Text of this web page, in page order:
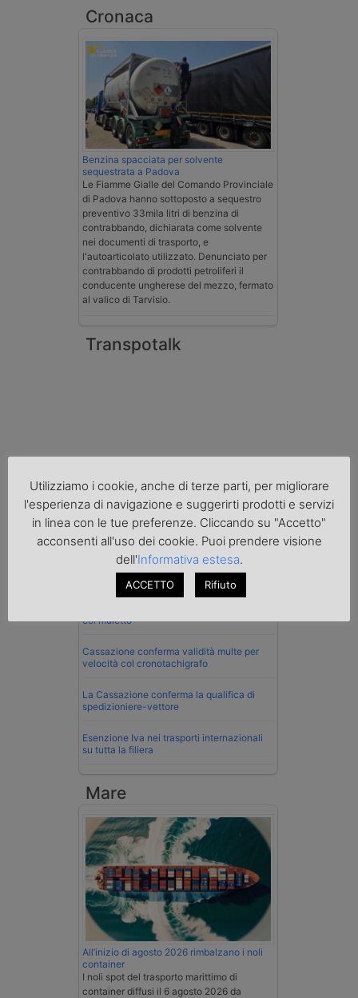
Cronaca
Benzina spacciata per solvente
sequestrata a Padova
Le Fiamme Gialle del Comando Provinciale
di Padova hanno sottoposto a sequestro
preventivo 33mila litri di benzina di
contrabbando, dichiarata come solvente
nei documenti di trasporto, e
l'autoarticolato utilizzato. Denunciato per
contrabbando di prodotti petroliferi il
conducente ungherese del mezzo, fermato
al valico di Tarvisio.
Transpotalk
Normativa
La riforma del Codice della Strada punta
col muletto
Cassazione conferma validità multe per
velocità col cronotachigrafo
La Cassazione conferma la qualifica di
spedizioniere-vettore
Esenzione Iva nei trasporti internazionali
su tutta la filiera
Mare
All’inizio di agosto 2026 rimbalzano i noli
container
I noli spot del trasporto marittimo di
container diffusi il 6 agosto 2026 da
Utilizziamo i cookie, anche di terze parti, per migliorare
l'esperienza di navigazione e suggerirti prodotti e servizi
in linea con le tue preferenze. Cliccando su "Accetto"
acconsenti all'uso dei cookie. Puoi prendere visione
dell'Informativa estesa.
ACCETTO Rifiuto